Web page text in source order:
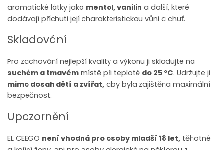
aromatické látky jako mentol, vanilin a další, které
dodávají příchuti její charakteristickou vůni a chuť.
Skladování
Pro zachování nejlepší kvality a výkonu ji skladujte na
suchém a tmavém místě při teplotě do 25 °C. Udržujte ji
mimo dosah dětí a zvířat, aby byla zajištěna maximální
bezpečnost.
Upozornění
EL CEEGO není vhodná pro osoby mladší 18 let, těhotné